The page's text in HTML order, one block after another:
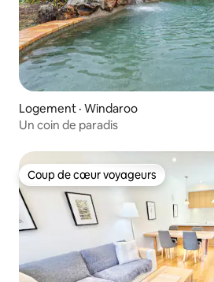
Logement · Windaroo
Un coin de paradis
Coup de cœur voyageurs
Coup de cœur voyageurs